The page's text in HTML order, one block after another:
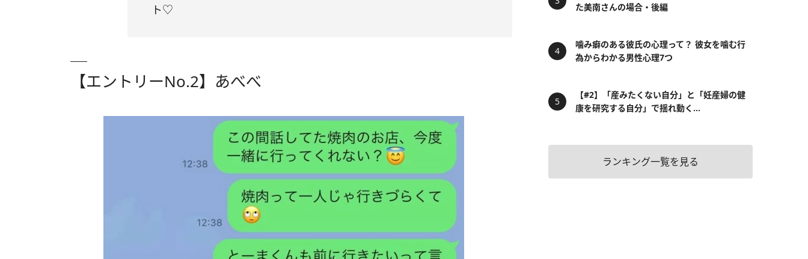
ト♡
【エントリーNo.2】あべべ
た美南さんの場合・後編
噛み癖のある彼氏の心理って？ 彼女を噛む行
為からわかる男性心理7つ
【#2】「産みたくない自分」と「妊産婦の健
康を研究する自分」で揺れ動く...
ランキング一覧を見る